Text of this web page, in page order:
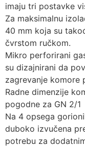
imaju tri postavke
Za maksimalnu
40 mm koja su
čvrstom ručkom.
Mikro perforirani
su dizajnirani da
zagrevanje komore
Radne dimenzije
pogodne za GN 2/1
Na 4 opsega
duboko izvučena
potrebu za